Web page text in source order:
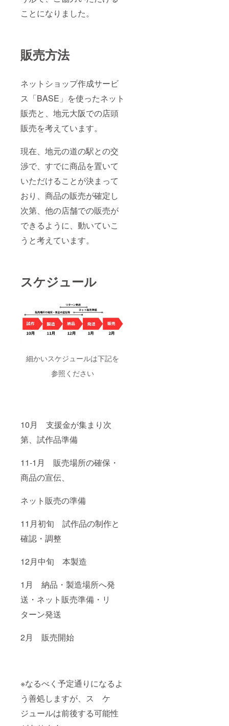
ことになりました。
販売方法
ネットショップ作成サービ
ス「BASE」を使ったネット
販売と、地元大阪での店頭
販売を考えています。
現在、地元の道の駅との交
渉で、すでに商品を置いて
いただけることが決まって
おり、商品の販売が確定し
次第、他の店舗での販売が
できるように、動いていこ
うと考えています。
スケジュール
細かいスケジュールは下記を
参照ください
10月 支援金が集まり次
第、試作品準備
11-1月 販売場所の確保・
商品の宣伝、
ネット販売の準備
11月初旬 試作品の制作と
確認・調整
12月中旬 本製造
1月 納品・製造場所へ発
送・ネット販売準備・リ
ターン発送
2月 販売開始
※なるべく予定通りになるよ
う善処しますが、ス ケ
ジュールは前後する可能性